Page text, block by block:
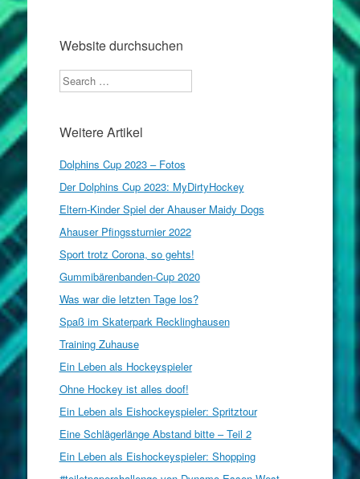
Website durchsuchen
Search
Weitere Artikel
Dolphins Cup 2023 – Fotos
Der Dolphins Cup 2023: MyDirtyHockey
Eltern-Kinder Spiel der Ahauser Maidy Dogs
Ahauser Pfingssturnier 2022
Sport trotz Corona, so gehts!
Gummibärenbanden-Cup 2020
Was war die letzten Tage los?
Spaß im Skaterpark Recklinghausen
Training Zuhause
Ein Leben als Hockeyspieler
Ohne Hockey ist alles doof!
Ein Leben als Eishockeyspieler: Spritztour
Eine Schlägerlänge Abstand bitte – Teil 2
Ein Leben als Eishockeyspieler: Shopping